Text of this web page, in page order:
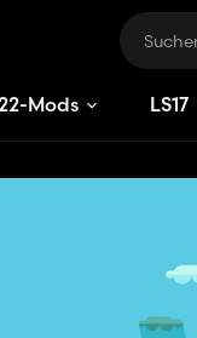
Mods LS17